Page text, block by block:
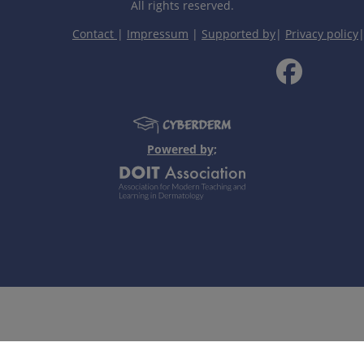
toje pačioje srityje, sukeliamas ultravioletinės
daugiabranduo-liai keratinocitai (viduje turintys
imunofluorescencija), polimerazinė grandininė
All rights reserved.
Contact | Impressum | Supported by| Privacy policy|
Powered by;